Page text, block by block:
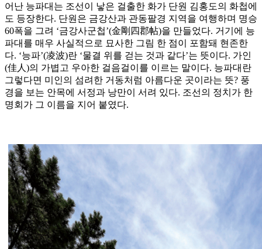
어난 능파대는 조선이 낳은 걸출한 화가 단원 김홍도의 화첩에
도 등장한다. 단원은 금강산과 관동팔경 지역을 여행하며 명승
60폭을 그려 ‘금강사군첩’(金剛四郡帖)을 만들었다. 거기에 능
파대를 매우 사실적으로 묘사한 그림 한 점이 포함돼 현존한
다. ‘능파’(凌波)란 ‘물결 위를 걷는 것과 같다’는 뜻이다. 가인
(佳人)의 가볍고 우아한 걸음걸이를 이르는 말이다. 능파대란
그렇다면 미인의 섬려한 거동처럼 아름다운 곳이라는 뜻? 풍
경을 보는 안목에 서정과 낭만이 서려 있다. 조선의 정치가 한
명회가 그 이름을 지어 붙였다.